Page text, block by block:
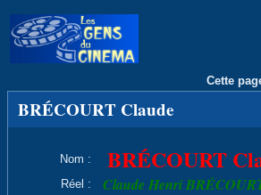
Cette
BRÉCOURT Claude
Nom : BRÉCOURT
Réel : Claude Henri